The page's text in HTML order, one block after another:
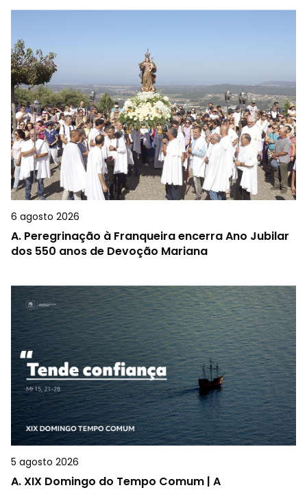
6 agosto 2026
A. Peregrinação à Franqueira encerra Ano Jubilar
dos 550 anos de Devoção Mariana
5 agosto 2026
A.XIX Domingo do Tempo Comum | A